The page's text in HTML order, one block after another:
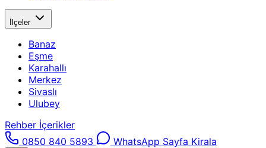
İlçeler
Banaz
Eşme
Karahallı
Merkez
Sivaslı
Ulubey
Rehber İçerikler
0850 840 5893
WhatsApp Sayfa Kirala